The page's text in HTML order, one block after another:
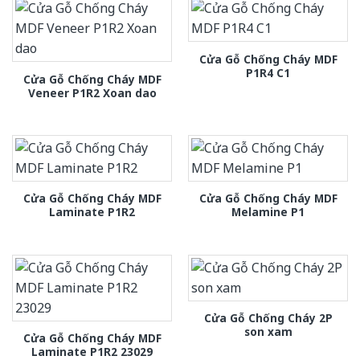
Cửa Gỗ Chống Cháy MDF
Veneer P1R2 Xoan dao
Cửa Gỗ Chống Cháy MDF
P1R4 C1
Cửa Gỗ Chống Cháy MDF
Laminate P1R2
Cửa Gỗ Chống Cháy MDF
Melamine P1
Cửa Gỗ Chống Cháy MDF
Laminate P1R2 23029
Cửa Gỗ Chống Cháy 2P
son xam